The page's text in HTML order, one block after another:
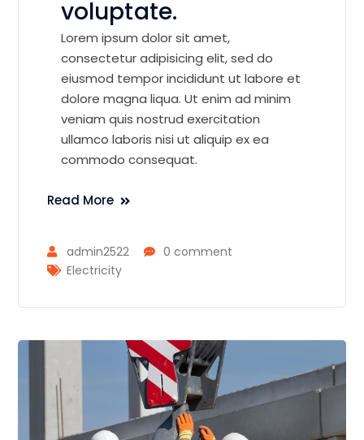
voluptate.
Lorem ipsum dolor sit amet,
consectetur adipisicing elit, sed do
eiusmod tempor incididunt ut labore et
dolore magna liqua. Ut enim ad minim
veniam quis nostrud exercitation
ullamco laboris nisi ut aliquip ex ea
commodo consequat.
Read More
admin2522
0 comment
Electricity